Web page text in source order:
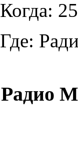
Когда:
Где:
Радио